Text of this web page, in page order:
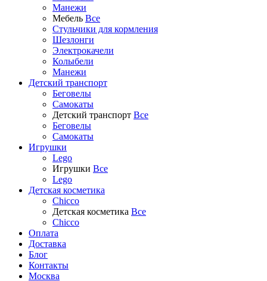
Манежи
Мебель Все
Cтульчики для кормления
Шезлонги
Электрокачели
Колыбели
Манежи
Детский транспорт
Беговелы
Самокаты
Детский транспорт Все
Беговелы
Самокаты
Игрушки
Lego
Игрушки Все
Lego
Детская косметика
Chicco
Детская косметика Все
Chicco
Оплата
Доставка
Блог
Контакты
Москва